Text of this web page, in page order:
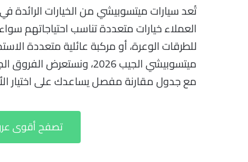
العملاء خيارات متعددة تناسب احتياجاتهم
للطرقات الوعرة، أو مركبة عائلية متعددة
ميتسوبيشي الجيب 2026،
مع جدول مقارنة مفصل يساعدك على اختيار
تصفح أقوى